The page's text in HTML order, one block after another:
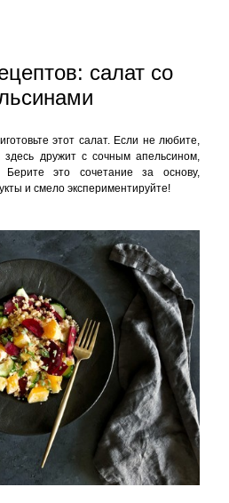
салат со
этот салат. Если не любите,
здесь дружит с сочным апельсином,
Берите это сочетание за основу,
и смело экспериментируйте!